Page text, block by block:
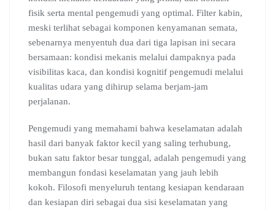
fisik serta mental pengemudi yang optimal. Filter kabin,
meski terlihat sebagai komponen kenyamanan semata,
sebenarnya menyentuh dua dari tiga lapisan ini secara
bersamaan: kondisi mekanis melalui dampaknya pada
visibilitas kaca, dan kondisi kognitif pengemudi melalui
kualitas udara yang dihirup selama berjam-jam
perjalanan.
Pengemudi yang memahami bahwa keselamatan adalah
hasil dari banyak faktor kecil yang saling terhubung,
bukan satu faktor besar tunggal, adalah pengemudi yang
membangun fondasi keselamatan yang jauh lebih
kokoh. Filosofi menyeluruh tentang kesiapan kendaraan
dan kesiapan diri sebagai dua sisi keselamatan yang